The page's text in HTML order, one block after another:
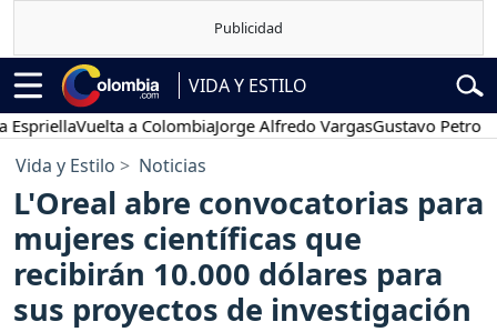
VIDA Y ESTILO
Vuelta a ColombiaJorge Alfredo VargasGustavo Petro
Vida y Estilo Noticias
L'Oreal abre convocatorias para
mujeres científicas que
recibirán 10.000 dólares para
sus proyectos de investigación